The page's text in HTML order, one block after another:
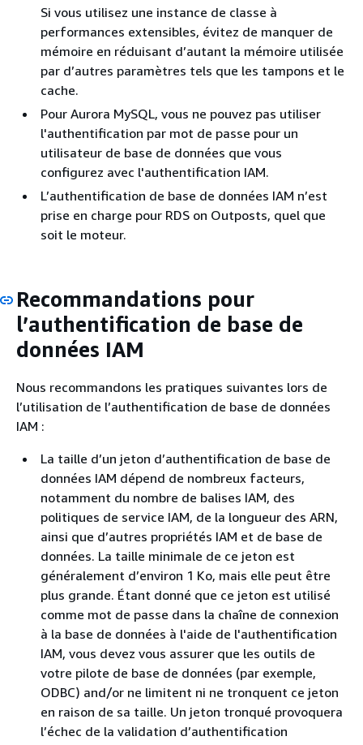
Si vous utilisez une instance de classe à
performances extensibles, évitez de manquer de
mémoire en réduisant d’autant la mémoire utilisée
par d’autres paramètres tels que les tampons et le
cache.
Pour Aurora MySQL, vous ne pouvez pas utiliser
l'authentification par mot de passe pour un
utilisateur de base de données que vous
configurez avec l'authentification IAM.
L’authentification de base de données IAM n’est
prise en charge pour RDS on Outposts, quel que
soit le moteur.
Recommandations pour
l’authentification de base de
données IAM
Nous recommandons les pratiques suivantes lors de
l’utilisation de l’authentification de base de données
IAM :
La taille d’un jeton d’authentification de base de
données IAM dépend de nombreux facteurs,
notamment du nombre de balises IAM, des
politiques de service IAM, de la longueur des ARN,
ainsi que d’autres propriétés IAM et de base de
données. La taille minimale de ce jeton est
généralement d’environ 1 Ko, mais elle peut être
plus grande. Étant donné que ce jeton est utilisé
comme mot de passe dans la chaîne de connexion
à la base de données à l'aide de l'authentification
IAM, vous devez vous assurer que les outils de
votre pilote de base de données (par exemple,
ODBC) and/or ne limitent ni ne tronquent ce jeton
en raison de sa taille. Un jeton tronqué provoquera
l’échec de la validation d’authentification